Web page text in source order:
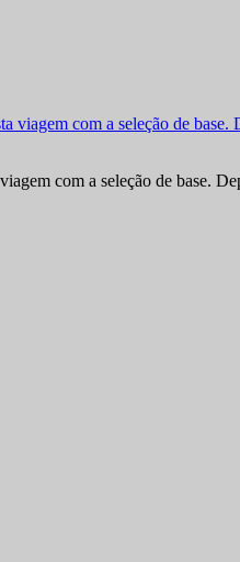
com a seleção de base.